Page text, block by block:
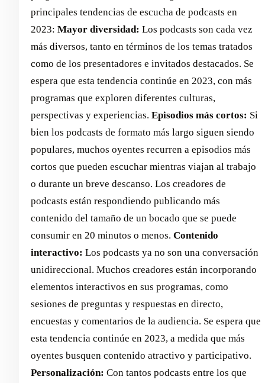
principales tendencias de escucha de podcasts en
2023: ‍ Mayor diversidad: Los podcasts son cada vez
más diversos, tanto en términos de los temas tratados
como de los presentadores e invitados destacados. Se
espera que esta tendencia continúe en 2023, con más
programas que exploren diferentes culturas,
perspectivas y experiencias. ‍ Episodios más cortos: Si
bien los podcasts de formato más largo siguen siendo
populares, muchos oyentes recurren a episodios más
cortos que pueden escuchar mientras viajan al trabajo
o durante un breve descanso. Los creadores de
podcasts están respondiendo publicando más
contenido del tamaño de un bocado que se puede
consumir en 20 minutos o menos. ‍ Contenido
interactivo: Los podcasts ya no son una conversación
unidireccional. Muchos creadores están incorporando
elementos interactivos en sus programas, como
sesiones de preguntas y respuestas en directo,
encuestas y comentarios de la audiencia. Se espera que
esta tendencia continúe en 2023, a medida que más
oyentes busquen contenido atractivo y participativo.
Personalización: Con tantos podcasts entre los que